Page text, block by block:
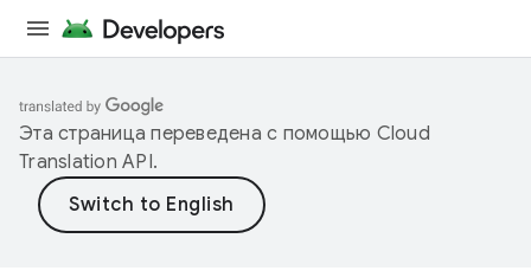
Эта страница переведена с помощью Cloud
Translation API.